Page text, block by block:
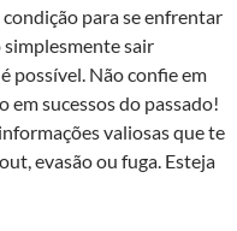
para se enfrentar
sair
possível. Não confie em
sucessos do passado!
valiosas que te
evasão ou fuga. Esteja